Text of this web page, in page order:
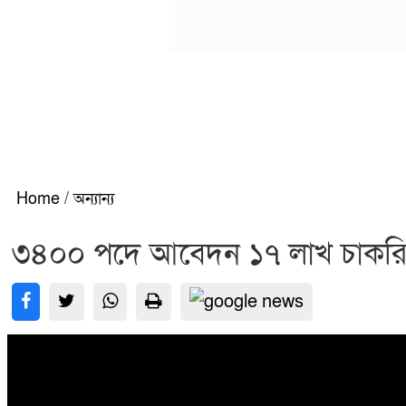
Home / অন্যান্য
৩৪০০ পদে আবেদন ১৭ লাখ